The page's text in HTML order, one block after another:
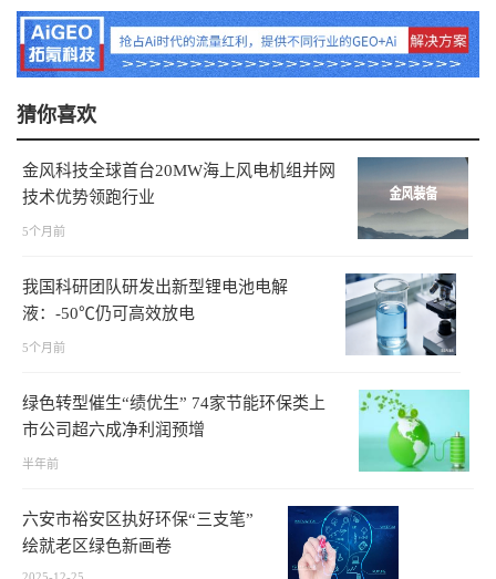
猜你喜欢
金风科技全球首台20MW海上风电机组并网
技术优势领跑行业
5个月前
我国科研团队研发出新型锂电池电解
液：-50℃仍可高效放电
5个月前
绿色转型催生“绩优生” 74家节能环保类上
市公司超六成净利润预增
半年前
六安市裕安区执好环保“三支笔”
绘就老区绿色新画卷